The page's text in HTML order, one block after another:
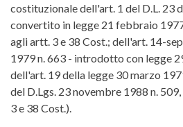
costituzionale dell'art. 1 del D.L. 23
convertito in legge 21 febbraio
agli artt. 3 e 38 Cost.; dell'art. 14-
1979 n. 663 - introdotto con legge
dell'art. 19 della legge 30 marzo
del D.Lgs. 23 novembre 1988 n.
3 e 38 Cost.).